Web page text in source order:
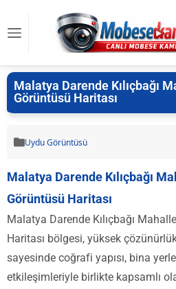
Malatya Darende Kılıçbağı
Görüntüsü Haritası
Uydu Görüntüsü
Malatya Darende Kılıçbağı
Görüntüsü Haritası
Malatya Darende Kılıçbağı
Haritası bölgesi, yüksek
sayesinde coğrafi yapısı, bina
etkileşimleriyle birlikte kapsamlı